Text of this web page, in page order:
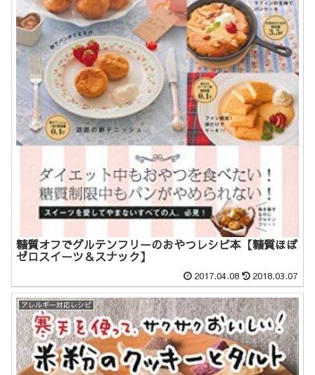
糖質オフでグルテンフリーのおやつレシピ本【糖質ほぼ
ゼロスイーツ＆スナック】
2017.04.08 2018.03.07
アレルギー対応レシピ